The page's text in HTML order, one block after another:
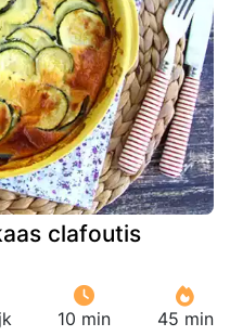
clafoutis
10 min 45 min